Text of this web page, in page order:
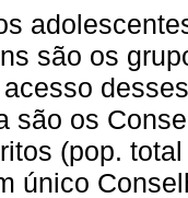
são os
são os
(pop.
único